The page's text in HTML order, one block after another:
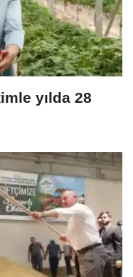
yılda 28